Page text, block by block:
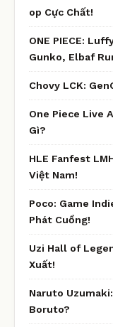
op Cực Chất!
ONE PIECE:
Gunko, Elbaf
Chovy LCK:
One Piece Live
Gì?
HLE Fanfest
Việt Nam!
Poco: Game
Phát Cuồng!
Uzi Hall of
Xuất!
Naruto
Boruto?